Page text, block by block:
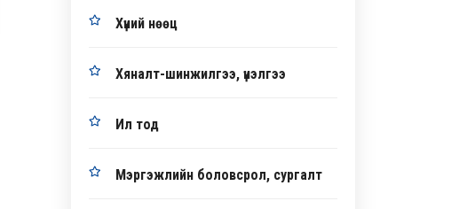
Хүний нөөц
Хяналт-шинжилгээ, үнэлгээ
Ил тод
Мэргэжлийн боловсрол, сургалт